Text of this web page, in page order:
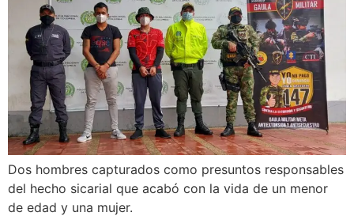
Dos hombres capturados como presuntos responsables
del hecho sicarial que acabó con la vida de un menor
de edad y una mujer.